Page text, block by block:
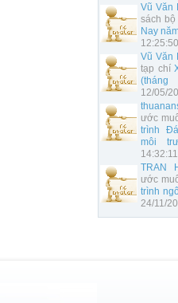
Vũ Văn
sách bộ
Nay
12:25:50
Vũ Văn
tạp chí
12/05/
ước
trình
môi
14:32:11
TRAN
ước
trình
24/11/